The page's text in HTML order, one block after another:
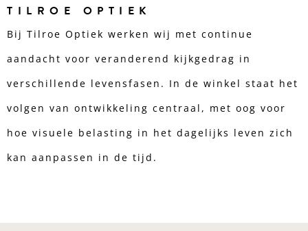
TILROE OPTIEK
Bij Tilroe Optiek werken wij met continue
aandacht voor veranderend kijkgedrag in
verschillende levensfasen. In de winkel staat het
volgen van ontwikkeling centraal, met oog voor
hoe visuele belasting in het dagelijks leven zich
kan aanpassen in de tijd.